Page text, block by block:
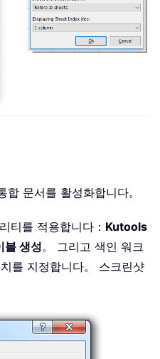
문서를 활성화합니다。
티를 적용합니다： Kutools
블 생성。 그리고 색인 워크
를 지정합니다。 스크린샷